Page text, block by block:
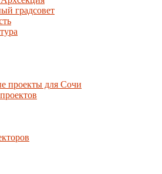
градсовет
проекты для Сочи